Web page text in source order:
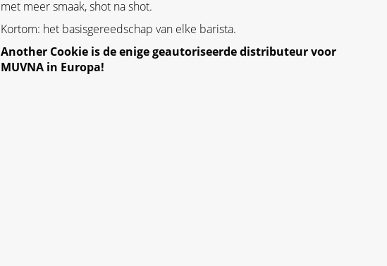
met meer smaak, shot na shot.
Kortom: het basisgereedschap van elke barista.
Another Cookie is de enige geautoriseerde distributeur voor
MUVNA in Europa!